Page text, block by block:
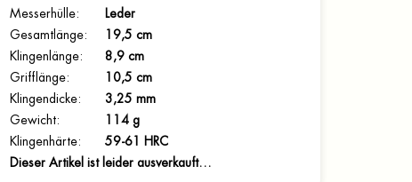
Messerhülle:
Leder
Gesamtlänge:
19,5 cm
Klingenlänge:
8,9 cm
Grifflänge:
10,5 cm
Klingendicke:
3,25 mm
Gewicht:
114 g
Klingenhärte:
59-61 HRC
Dieser Artikel ist leider ausverkauft…